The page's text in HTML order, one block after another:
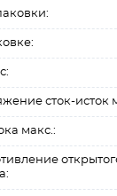
сток-исток
макс.: